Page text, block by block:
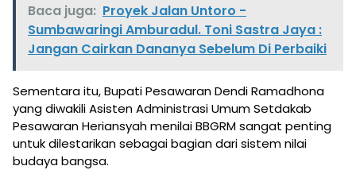
Baca juga: Proyek Jalan Untoro -
Sumbawaringi Amburadul. Toni Sastra Jaya :
Jangan Cairkan Dananya Sebelum Di Perbaiki
Sementara itu, Bupati Pesawaran Dendi Ramadhona
yang diwakili Asisten Administrasi Umum Setdakab
Pesawaran Heriansyah menilai BBGRM sangat penting
untuk dilestarikan sebagai bagian dari sistem nilai
budaya bangsa.